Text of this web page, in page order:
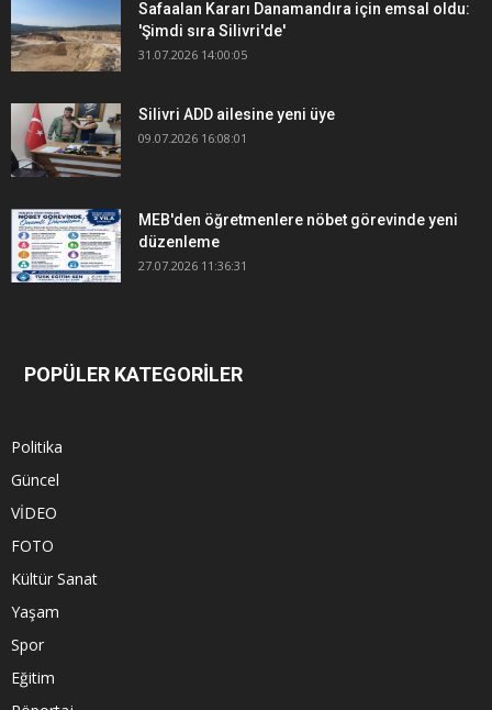
Safaalan Kararı Danamandıra için emsal oldu:
'Şimdi sıra Silivri'de'
31.07.2026 14:00:05
Silivri ADD ailesine yeni üye
09.07.2026 16:08:01
MEB'den öğretmenlere nöbet görevinde yeni
düzenleme
27.07.2026 11:36:31
POPÜLER KATEGORİLER
Politika
Güncel
VİDEO
FOTO
Kültür Sanat
Yaşam
Spor
Eğitim